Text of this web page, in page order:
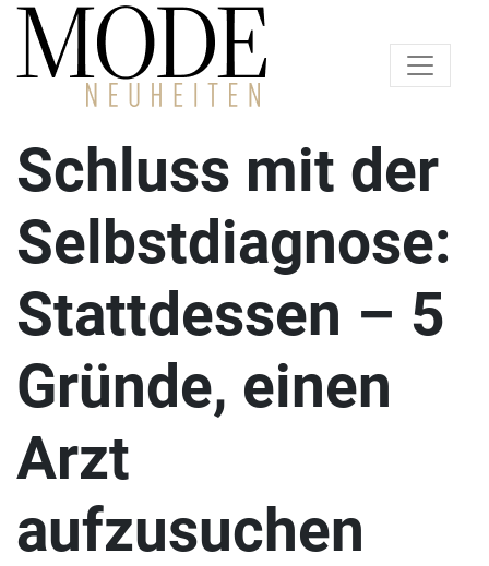
Schluss mit der
Selbstdiagnose:
Stattdessen – 5
Gründe, einen
Arzt
aufzusuchen